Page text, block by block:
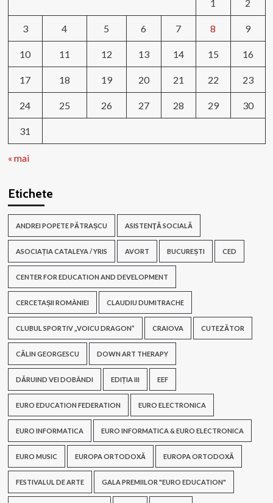
1 2
3 4 5 6 7 8 9
10 11 12 13 14 15 16
17 18 19 20 21 22 23
24 25 26 27 28 29 30
31
« mai
Etichete
ANDREI POPETE PĂTRAȘCU ASISTENŢĂ SOCIALĂ
ASOCIAȚIA CATALEYA / YRIS AVORT BUCUREȘTI CED
CENTER FOR EDUCATION AND DEVELOPMENT
CERCETAȘII ROMÂNIEI CLAUDIU DUMITRACHE
CLUBUL SPORTIV „VOICU DRAGON” CRAIOVA CUTEZĂTOR
CĂLIN GEORGESCU DOWN ART THERAPY
DĂRUIND VEI DOBÂNDI EDIȚIA III EEF
EURO EDUCATION FEDERATION EURO ELECTRONICA
EURO INFORMATICA EURO INFORMATICA & EURO ELECTRONICA
EURO MUSIC EUROPA ORTODOXĂ EUROPA ORTODOXĂ
FESTIVALUL DE ARTE GALA PREMIILOR "EURO EDUCATION"